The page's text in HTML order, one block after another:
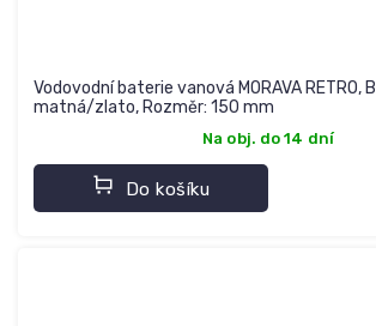
Vodovodní baterie vanová MORAVA RETRO,
matná/zlato, Rozměr: 150 mm
Na obj. do 14 dní
Do košíku